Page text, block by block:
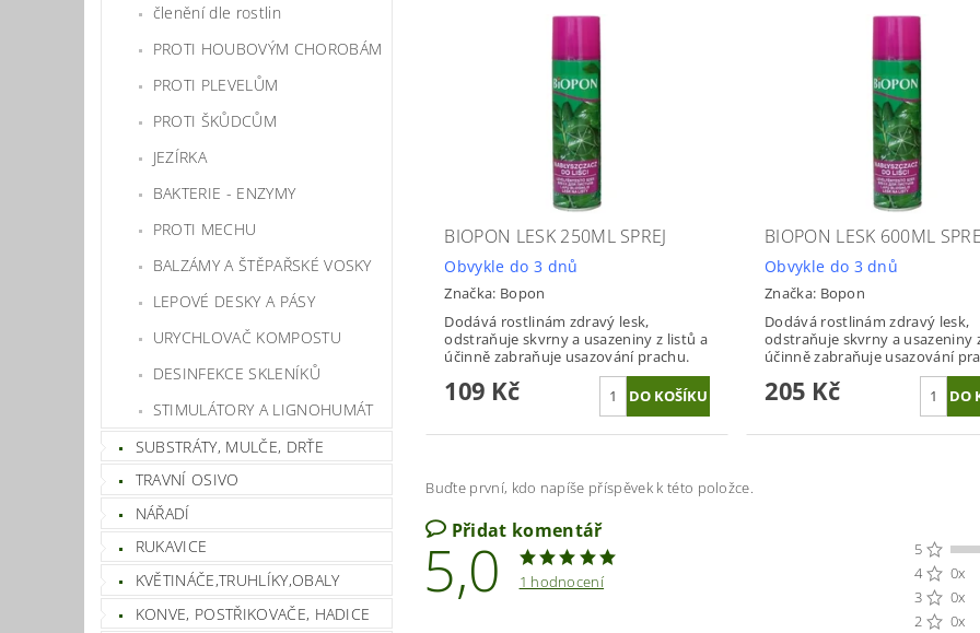
členění dle rostlin
PROTI HOUBOVÝM CHOROBÁM
PROTI PLEVELŮM
PROTI ŠKŮDCŮM
JEZÍRKA
BAKTERIE - ENZYMY
PROTI MECHU
BALZÁMY A ŠTĚPAŘSKÉ VOSKY
LEPOVÉ DESKY A PÁSY
URYCHLOVAČ KOMPOSTU
DESINFEKCE SKLENÍKŮ
STIMULÁTORY A LIGNOHUMÁT
SUBSTRÁTY, MULČE, DRŤE
TRAVNÍ OSIVO
NÁŘADÍ
RUKAVICE
KVĚTINÁČE,TRUHLÍKY,OBALY
KONVE, POSTŘIKOVAČE, HADICE
BIOPON LESK 250ML SPREJ
Obvykle do 3 dnů
Značka: Bopon
Dodává rostlinám zdravý lesk,
odstraňuje skvrny a usazeniny z listů a
účinně zabraňuje usazování prachu.
109 Kč
BIOPON LESK 600ML
Obvykle do 3 dnů
Značka: Bopon
Dodává rostlinám zdravý lesk,
odstraňuje skvrny a usazeniny
účinně zabraňuje usazování
205 Kč
Buďte první, kdo napíše příspěvek k této položce.
Přidat komentář
5,0 1 hodnocení
5
4
0x
3
0x
2
0x